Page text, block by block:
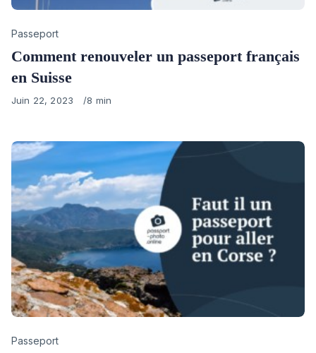
Category
Passeport
Comment renouveler un passeport français
en Suisse
Published
Juin 22, 2023 8 min
Category
Passeport